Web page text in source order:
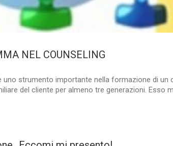
NEL COUNSELING
è uno strumento importante nella formazione di
del cliente per almeno tre generazioni. Esso